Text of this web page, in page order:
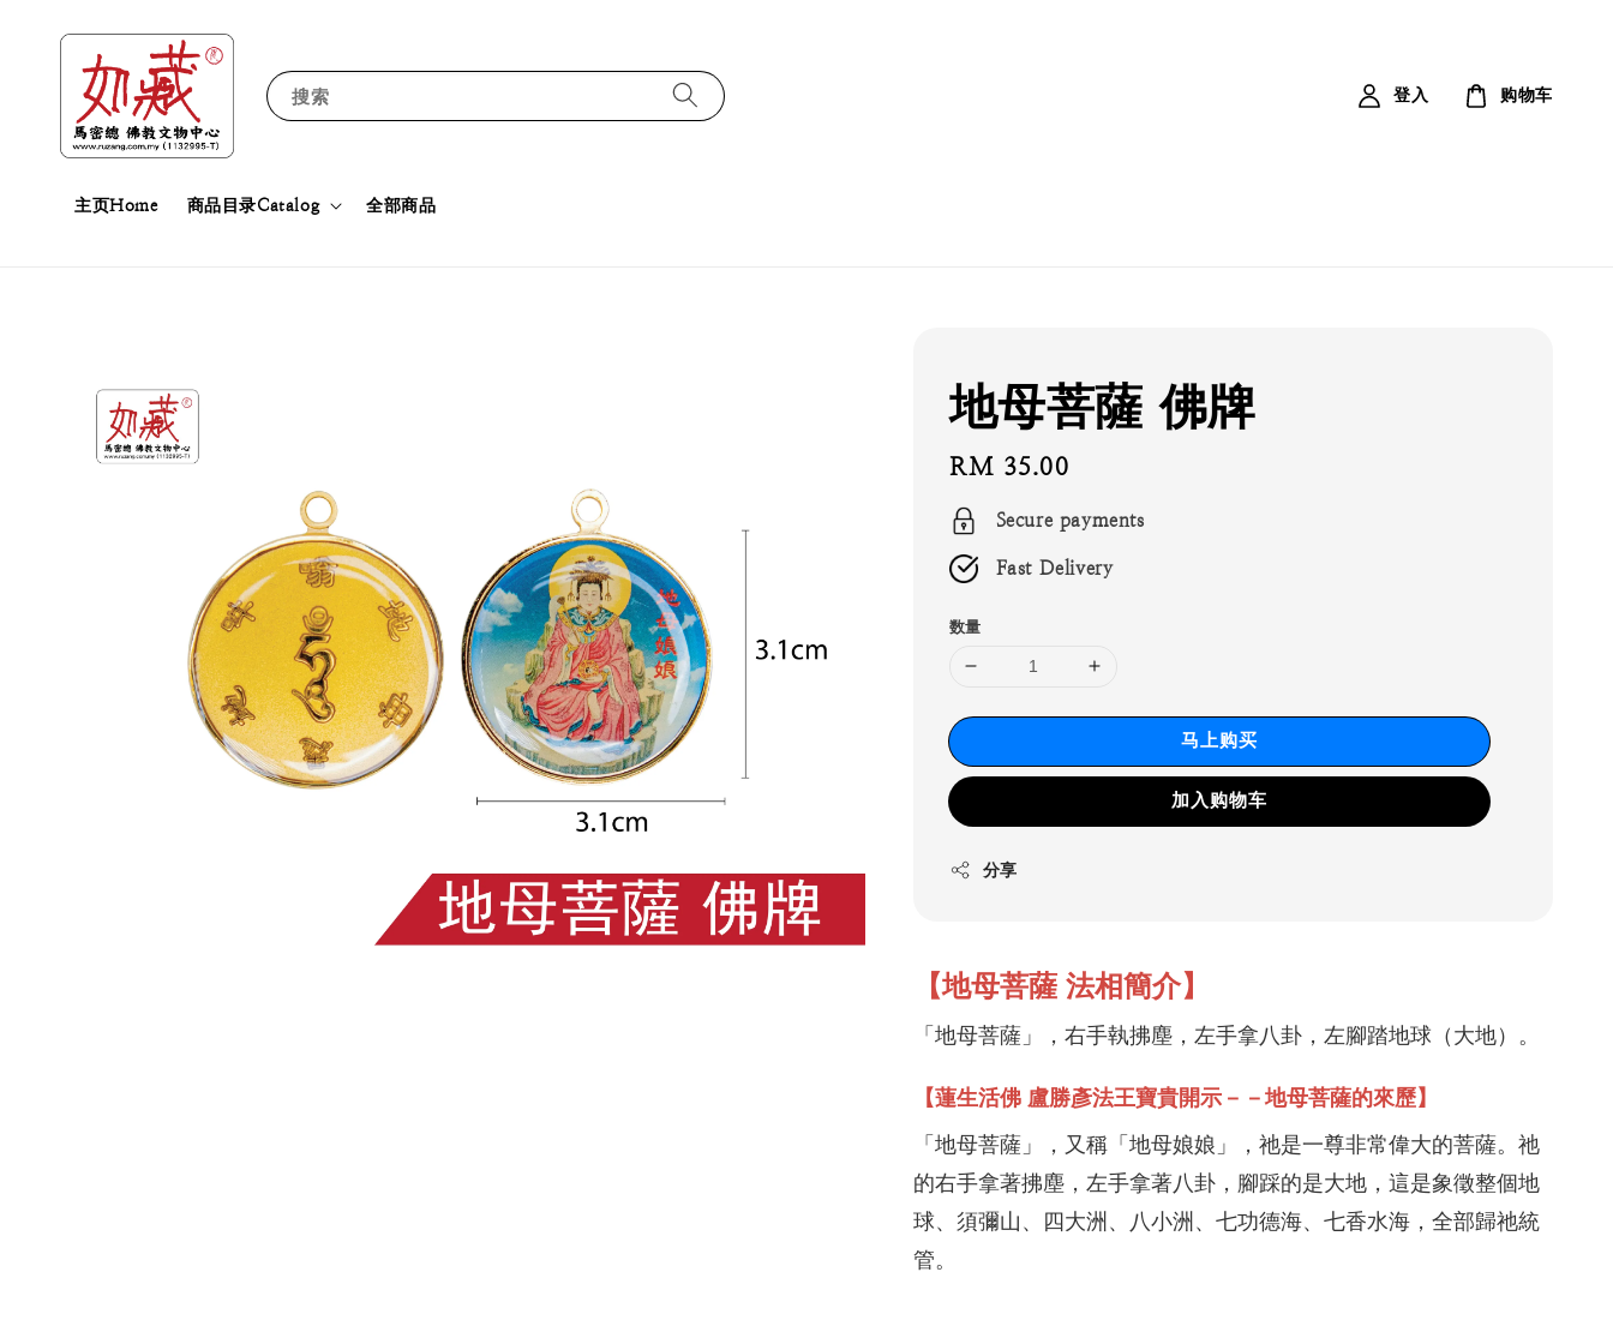
搜索
主页Home 商品目录Catalog 全部商品
登入 购物车
地母菩薩 佛牌
Regular
price
RM 35.00
Secure payments
Fast Delivery
数量
马上购买
加入购物车
分享
【地母菩薩 法相簡介】
「地母菩薩」，右手執拂塵，左手拿八卦，左腳踏地球（大地）。
【蓮生活佛 盧勝彥法王寶貴開示－－地母菩薩的來歷】
「地母菩薩」，又稱「地母娘娘」，祂是一尊非常偉大的菩薩。祂
的右手拿著拂塵，左手拿著八卦，腳踩的是大地，這是象徵整個地
球、須彌山、四大洲、八小洲、七功德海、七香水海，全部歸祂統
管。